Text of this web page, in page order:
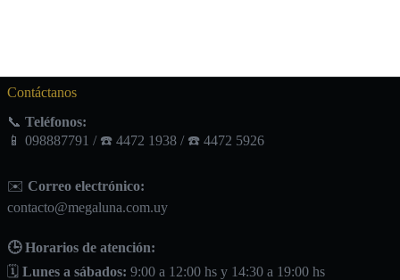
Contáctanos
📞 Teléfonos:
📱 098887791 / ☎️ 4472 1938 / ☎️ 4472 5926
✉️ Correo electrónico:
contacto@megaluna.com.uy
🕒 Horarios de atención:
🗓️ Lunes a sábados: 9:00 a 12:00 hs y 14:30 a 19:00 hs